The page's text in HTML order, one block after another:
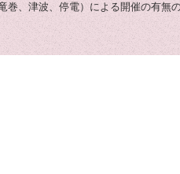
、津波、停電）による開催の有無